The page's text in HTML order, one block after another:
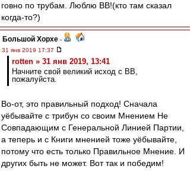
говно по трубам. Люблю ВВ!(кто там сказал
когда-то?)
Большой Хорхе -
31 янв 2019 17:37
rotten » 31 янв 2019, 13:41
Начните свой великий исход с ВВ,
пожалуйста.
Во-от, это правильный подход! Сначала
уёбывайте с трибун со своим Мнением Не
Совпадающим с Генеральной Линией Партии,
а теперь и с Книги мненией тоже уёбывайте,
потому что есть только Правильное Мнение. И
других быть не может. Вот так и победим!